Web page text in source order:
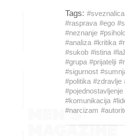
Tags: #sveznalica
#rasprava #ego
#neznanje
#analiza #kritika
#sukob #istina
#grupa #prijatelji
#sigurnost
#politika #zdravlje
#pojednostavljenje
#komunikacija
#narcizam